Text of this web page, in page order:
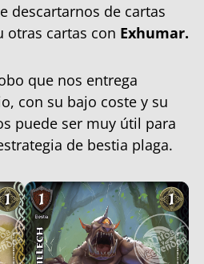
descartarnos de cartas
otras cartas con Exhumar.
que nos entrega
con su bajo coste y su
puede ser muy útil para
de bestia plaga.